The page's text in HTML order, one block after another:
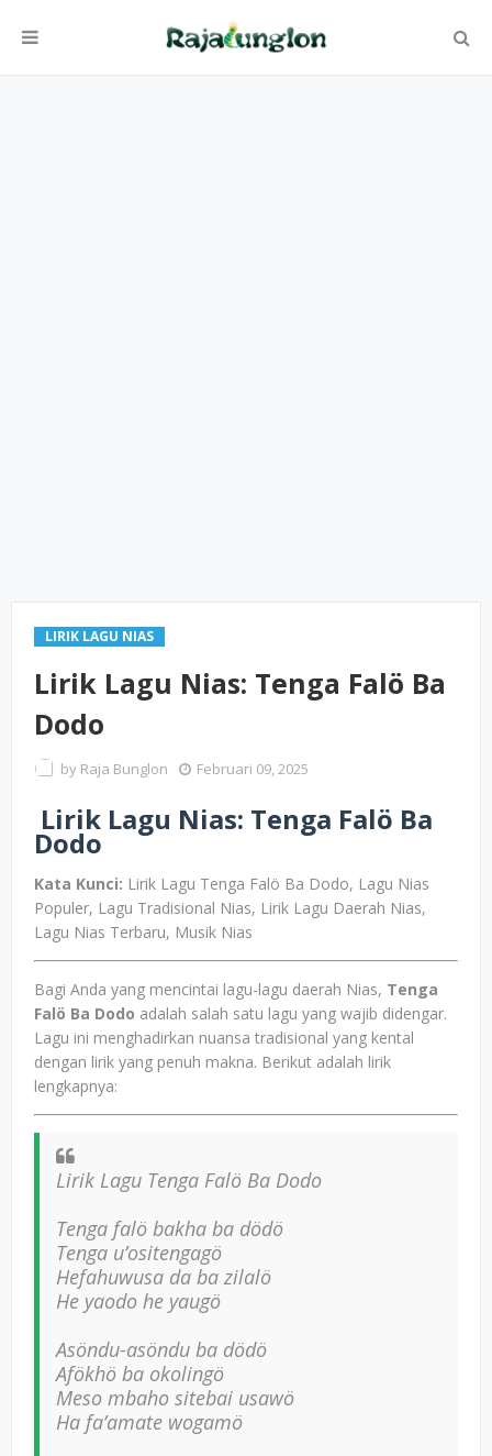
LIRIK LAGU NIAS
Lirik Lagu Nias: Tenga Falö Ba
Dodo
by Raja Bunglon Februari 09, 2025
Lirik Lagu Nias: Tenga Falö Ba
Dodo
Kata Kunci: Lirik Lagu Tenga Falö Ba Dodo, Lagu Nias
Populer, Lagu Tradisional Nias, Lirik Lagu Daerah Nias,
Lagu Nias Terbaru, Musik Nias
Bagi Anda yang mencintai lagu-lagu daerah Nias, Tenga
Falö Ba Dodo adalah salah satu lagu yang wajib didengar.
Lagu ini menghadirkan nuansa tradisional yang kental
dengan lirik yang penuh makna. Berikut adalah lirik
lengkapnya:
Lirik Lagu Tenga Falö Ba Dodo
Tenga falö bakha ba dödö
Tenga u’ositengagö
Hefahuwusa da ba zilalö
He yaodo he yaugö
Asöndu-asöndu ba dödö
Afökhö ba okolingö
Meso mbaho sitebai usawö
Ha fa’amate wogamö